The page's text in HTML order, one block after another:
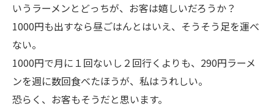
いうラーメンとどっちが、お客は嬉しいだろうか？
1000円も出すなら昼ごはんとはいえ、そうそう足を運べ
ない。
1000円で月に１回ないし２回行くよりも、290円ラーメ
ンを週に数回食べたほうが、私はうれしい。
恐らく、お客もそうだと思います。